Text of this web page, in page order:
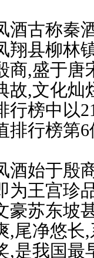
酒古称秦
翔县柳林
商,盛于唐
故,文化灿
行榜中以
排行榜第6
酒始于殷
为王宫珍
豪苏东坡
,尾净悠长
,是我国最